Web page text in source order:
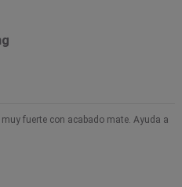
fuerte con acabado mate. Ayuda a